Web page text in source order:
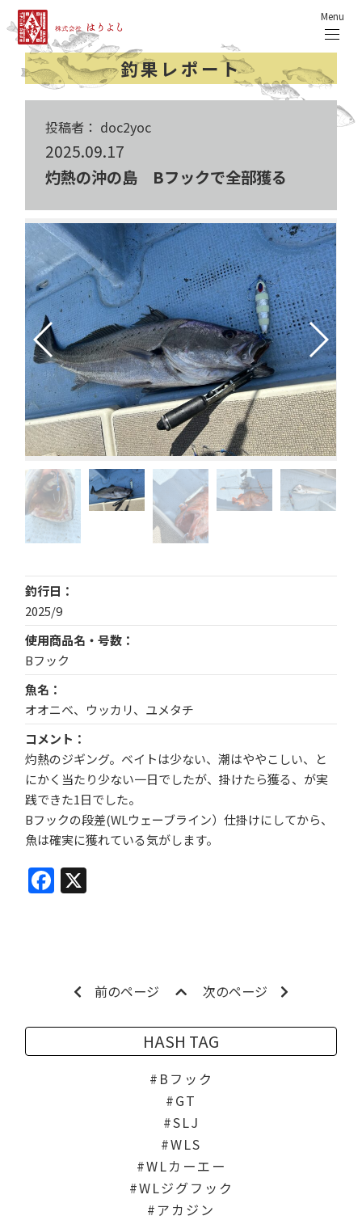
Menu
釣果レポート
投稿者： doc2yoc
2025.09.17
灼熱の沖の島 Bフックで全部獲る
釣行日
2025/9
使用商品名・号数
Bフック
魚名
オオニベ、ウッカリ、ユメタチ
コメント
灼熱のジギング。ベイトは少ない、潮はややこしい、と
にかく当たり少ない一日でしたが、掛けたら獲る、が実
践できた1日でした。
Bフックの段差(WLウェーブライン）仕掛けにしてから、
魚は確実に獲れている気がします。
Facebook
前のページ 次のページ
HASH TAG
Bフック
GT
SLJ
WLS
WLカーエー
WLジグフック
アカジン